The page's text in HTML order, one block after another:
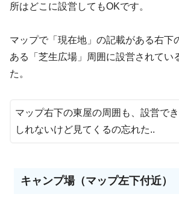
所はどこに設営してもOKです。
マップで「現在地」の記載がある右下
ある「芝生広場」周囲に設営されてい
た。
マップ右下の東屋の周囲も、設営で
しれないけど見てくるの忘れた..
キャンプ場（マップ左下付近）